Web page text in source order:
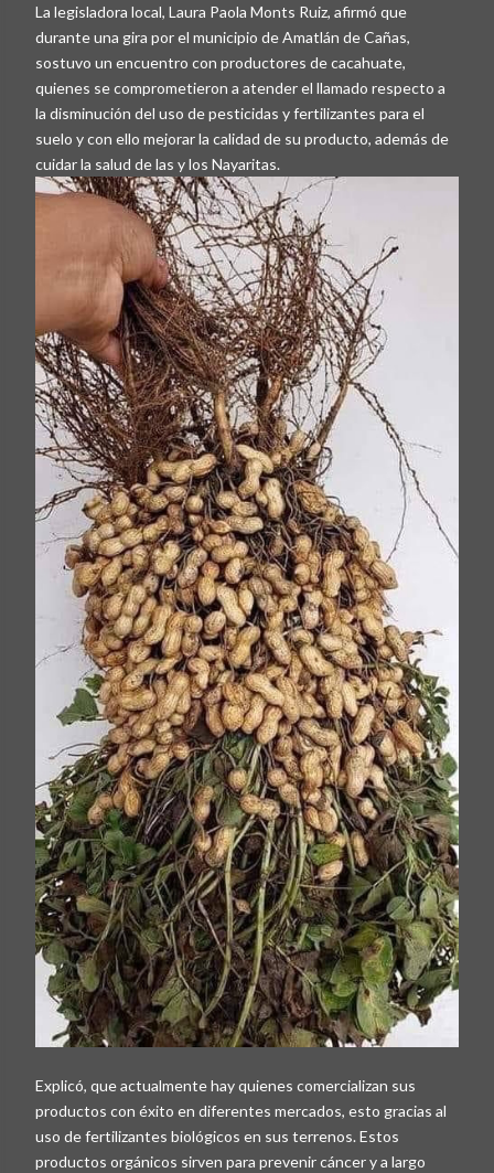
La legisladora local, Laura Paola Monts Ruiz, afirmó que
durante una gira por el municipio de Amatlán de Cañas,
sostuvo un encuentro con productores de cacahuate,
quienes se comprometieron a atender el llamado respecto a
la disminución del uso de pesticidas y fertilizantes para el
suelo y con ello mejorar la calidad de su producto, además de
cuidar la salud de las y los Nayaritas.
Explicó, que actualmente hay quienes comercializan sus
productos con éxito en diferentes mercados, esto gracias al
uso de fertilizantes biológicos en sus terrenos. Estos
productos orgánicos sirven para prevenir cáncer y a largo